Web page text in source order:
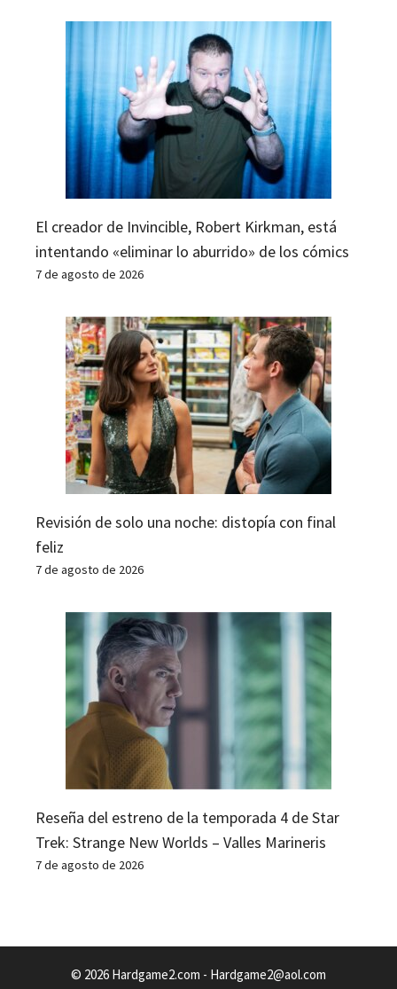
El creador de Invincible, Robert Kirkman, está
intentando «eliminar lo aburrido» de los cómics
7 de agosto de 2026
Revisión de solo una noche: distopía con final
feliz
7 de agosto de 2026
Reseña del estreno de la temporada 4 de Star
Trek: Strange New Worlds – Valles Marineris
7 de agosto de 2026
© 2026 Hardgame2.com - Hardgame2@aol.com